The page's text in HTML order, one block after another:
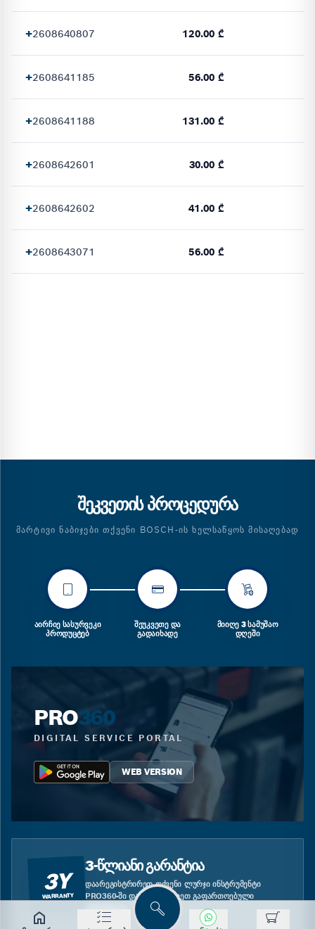
+2608640807 120.00 ₾
+2608641185 56.00 ₾
+2608641188 131.00 ₾
+2608642601 30.00 ₾
+2608642602 41.00 ₾
+2608643071 56.00 ₾
ძებნა
ᲨᲔᲙᲕᲔᲗᲘᲡ ᲞᲠᲝᲪᲔᲓᲣᲠᲐ
ᲛᲐᲠᲢᲘᲕᲘ ᲜᲐᲑᲘᲯᲔᲑᲘ ᲗᲥᲕᲔᲜᲘ BOSCH-ᲘᲡ ᲮᲔᲚᲡᲐᲬᲧᲝᲡ ᲛᲘᲡᲐᲦᲔᲑᲐᲓ
ᲐᲘᲠᲩᲘᲔ ᲡᲐᲡᲣᲠᲕᲔᲙᲘ
ᲞᲠᲝᲓᲣᲪᲢᲔᲑ
ᲨᲔᲣᲙᲕᲔᲗᲔ ᲓᲐ
ᲒᲐᲓᲐᲘᲮᲐᲓᲔ
ᲛᲘᲘᲦᲔ 3 ᲡᲐᲛᲣᲨᲐᲝ
ᲓᲦᲔᲨᲘ
PRO360
DIGITAL SERVICE PORTAL
WEB VERSION
3Y
WARRANTY
3-ᲬᲚᲘᲐᲜᲘ ᲒᲐᲠᲐᲜᲢᲘᲐ
ᲓᲐᲐᲠᲔᲒᲘᲡᲢᲠᲘᲠᲔᲗ ᲗᲥᲕᲔᲜᲘ ᲚᲣᲠᲯᲘ ᲘᲜᲡᲢᲠᲣᲛᲔᲜᲢᲘ
PRO360-ᲨᲘ ᲓᲐ ᲘᲡᲐᲠᲒᲔᲑᲚᲔᲗ ᲒᲐᲤᲐᲠᲗᲝᲔᲑᲣᲚᲘ
ᲒᲐᲠᲐᲜᲢᲘᲘᲗ.